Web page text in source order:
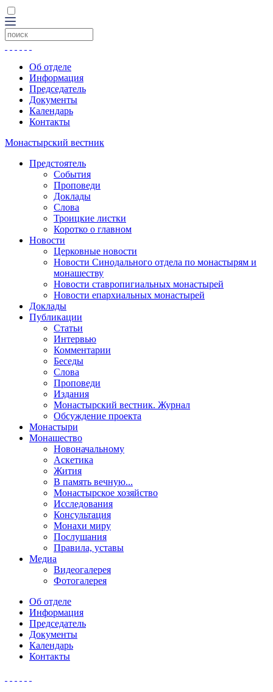
Об отделе
Информация
Председатель
Документы
Календарь
Контакты
Монастырский вестник
Предстоятель
События
Проповеди
Доклады
Слова
Троицкие листки
Коротко о главном
Новости
Церковные новости
Новости Синодального отдела по монастырям и
монашеству
Новости ставропигиальных монастырей
Новости епархиальных монастырей
Доклады
Публикации
Статьи
Интервью
Комментарии
Беседы
Слова
Проповеди
Издания
Монастырский вестник. Журнал
Обсуждение проекта
Монастыри
Монашество
Новоначальному
Аскетика
Жития
В память вечную...
Монастырское хозяйство
Исследования
Консультация
Монахи миру
Послушания
Правила, уставы
Медиа
Видеогалерея
Фотогалерея
Об отделе
Информация
Председатель
Документы
Календарь
Контакты